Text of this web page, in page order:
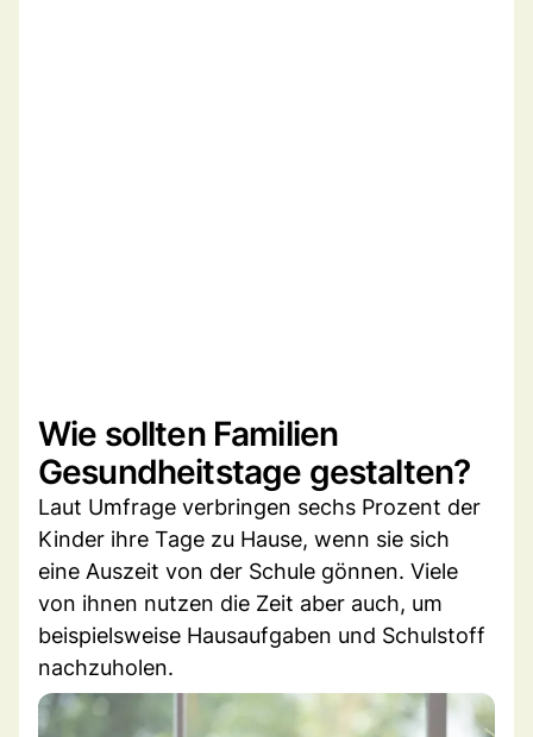
Wie sollten Familien
Gesundheitstage gestalten?
Laut Umfrage verbringen sechs Prozent der
Kinder ihre Tage zu Hause, wenn sie sich
eine Auszeit von der Schule gönnen. Viele
von ihnen nutzen die Zeit aber auch, um
beispielsweise Hausaufgaben und Schulstoff
nachzuholen.